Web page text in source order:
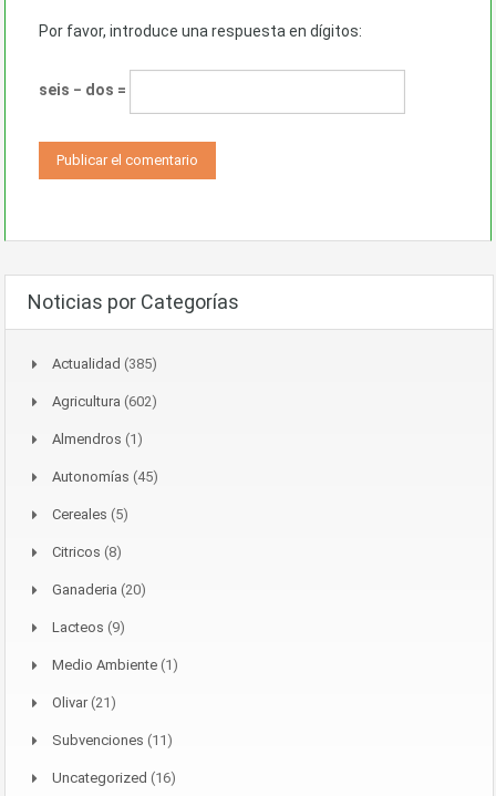
Por favor, introduce una respuesta en dígitos:
seis − dos =
Noticias por Categorías
Actualidad (385)
Agricultura (602)
Almendros (1)
Autonomías (45)
Cereales (5)
Citricos (8)
Ganaderia (20)
Lacteos (9)
Medio Ambiente (1)
Olivar(21)
Subvenciones (11)
Uncategorized (16)